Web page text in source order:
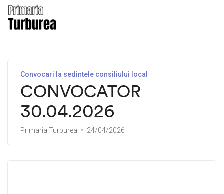
Convocari la sedintele consiliului local
CONVOCATOR
30.04.2026
Primaria Turburea 24/04/2026